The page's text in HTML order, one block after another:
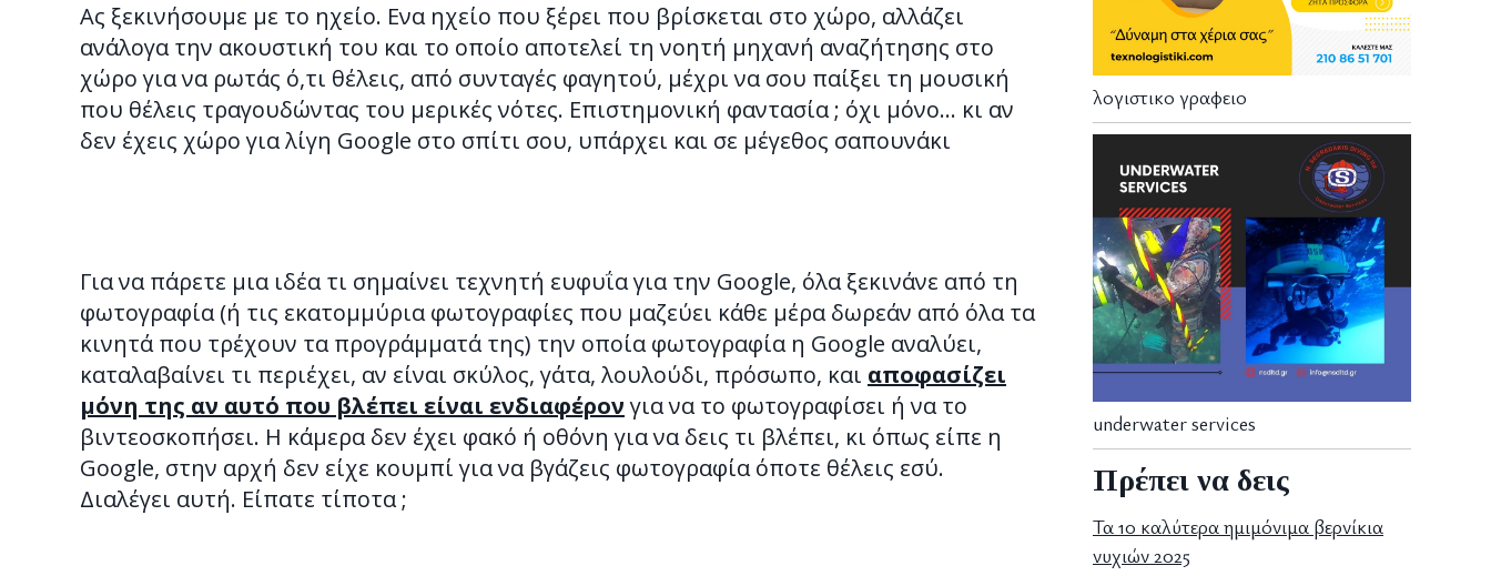
Ας ξεκινήσουμε με το ηχείο. Ενα ηχείο που ξέρει που βρίσκεται στο χώρο, αλλάζει
ανάλογα την ακουστική του και το οποίο αποτελεί τη νοητή μηχανή αναζήτησης στο
χώρο για να ρωτάς ό,τι θέλεις, από συνταγές φαγητού, μέχρι να σου παίξει τη μουσική
που θέλεις τραγουδώντας του μερικές νότες. Επιστημονική φαντασία ; όχι μόνο… κι αν
δεν έχεις χώρο για λίγη Google στο σπίτι σου, υπάρχει και σε μέγεθος σαπουνάκι
Για να πάρετε μια ιδέα τι σημαίνει τεχνητή ευφυΐα για την Google, όλα ξεκινάνε από τη
φωτογραφία (ή τις εκατομμύρια φωτογραφίες που μαζεύει κάθε μέρα δωρεάν από όλα τα
κινητά που τρέχουν τα προγράμματά της) την οποία φωτογραφία η Google αναλύει,
καταλαβαίνει τι περιέχει, αν είναι σκύλος, γάτα, λουλούδι, πρόσωπο, και αποφασίζει
μόνη της αν αυτό που βλέπει είναι ενδιαφέρονγια να το φωτογραφίσει ή να το
βιντεοσκοπήσει. Η κάμερα δεν έχει φακό ή οθόνη για να δεις τι βλέπει, κι όπως είπε η
Google, στην αρχή δεν είχε κουμπί για να βγάζεις φωτογραφία όποτε θέλεις εσύ.
Διαλέγει αυτή. Είπατε τίποτα ;
λογιστικο γραφειο
underwater services
Πρέπει να δεις
Τα 10 καλύτερα ημιμόνιμα βερνίκια
νυχιών 2025